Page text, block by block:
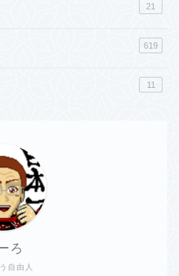
21
619
11
自由人
ろ